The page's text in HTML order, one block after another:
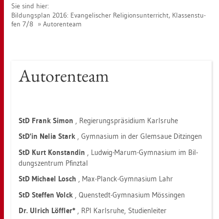
Sie sind hier:
Bil­dungs­plan 2016: Evan­ge­li­scher Re­li­gi­ons­un­ter­richt, Klas­sen­stu­
fen 7/8
Au­to­ren­team
Au­to­ren­team
StD Frank Simon , Re­gie­rungs­prä­si­di­um Karls­ru­he
StD'in Nelia Stark , Gym­na­si­um in der Glem­saue Dit­zin­gen
StD Kurt Kon­stan­din , Lud­wig-Marum-Gym­na­si­um im Bil­
dungs­zen­trum Pfinz­tal
StD Mi­cha­el Losch , Max-Planck-Gym­na­si­um Lahr
StD Stef­fen Volck , Quen­stedt-Gym­na­si­um Mös­sin­gen
Dr. Ul­rich Löff­ler* , RPI Karls­ru­he, Stu­di­en­lei­ter